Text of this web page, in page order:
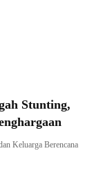
Stunting,
Keluarga Berencana